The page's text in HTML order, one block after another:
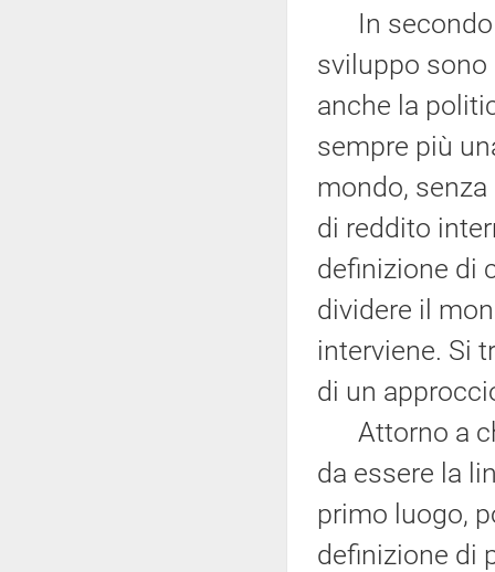
In secondo
sviluppo sono
anche la
sempre più
mondo,
di reddito
definizione di
dividere il
interviene. Si
di un
Attorno a
da essere la
primo luogo,
definizione di